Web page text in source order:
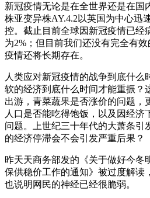
新冠疫情无论是在全世界还是在国
株亚变异株AY.4.2以英国为中心迅
控。截止目前全球因新冠疫情已经
为2%；但目前我们还没有完全有
疫情还将长期存在。
人类应对新冠疫情的战争到底什么
软的经济到底什么时间才能重振？
出游，青菜蔬果是否涨价的问题，
人口是否能吃得饱饭，以及因经济
问题。上世纪三十年代的大萧条引
的经济停滞会不会引发严重后果？
昨天天商务部发的《关于做好今冬
保供稳价工作的通知》被过度解读
也说明网民的神经已经很脆弱。